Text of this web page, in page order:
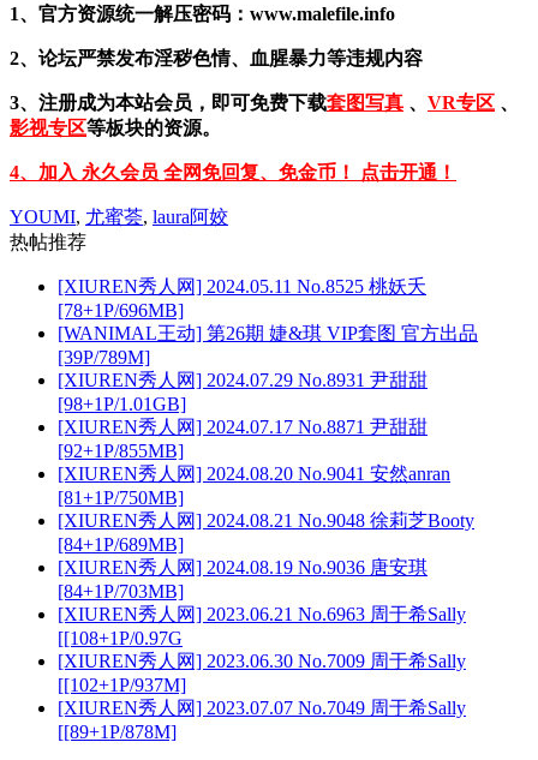
1、官方资源统一解压密码：www.malefile.info
2、论坛严禁发布淫秽色情、血腥暴力等违规内容
3、注册成为本站会员，即可免费下载套图写真 、 VR专区 、
影视专区等板块的资源。
4、加入 永久会员 全网免回复、免金币！ 点击开通！
YOUMI, 尤蜜荟, laura阿姣
热帖推荐
[XIUREN秀人网] 2024.05.11 No.8525 桃妖夭
[78+1P/696MB]
[WANIMAL王动] 第26期 婕&琪 VIP套图 官方出品
[39P/789M]
[XIUREN秀人网] 2024.07.29 No.8931 尹甜甜
[98+1P/1.01GB]
[XIUREN秀人网] 2024.07.17 No.8871 尹甜甜
[92+1P/855MB]
[XIUREN秀人网] 2024.08.20 No.9041 安然anran
[81+1P/750MB]
[XIUREN秀人网] 2024.08.21 No.9048 徐莉芝Booty
[84+1P/689MB]
[XIUREN秀人网] 2024.08.19 No.9036 唐安琪
[84+1P/703MB]
[XIUREN秀人网] 2023.06.21 No.6963 周于希Sally
[[108+1P/0.97G
[XIUREN秀人网] 2023.06.30 No.7009 周于希Sally
[[102+1P/937M]
[XIUREN秀人网] 2023.07.07 No.7049 周于希Sally
[[89+1P/878M]